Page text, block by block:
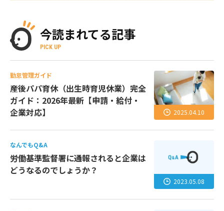
今読まれてる記事
PICK UP
勤怠管理ガイド
産後パパ育休（出生時育児休業）完全
ガイド：2026年最新【申請・給付・
企業対応】
2025.04.10
なんでもQ&A
労働基準監督署に通報されると企業は
どうなるのでしょうか？
2023.05.08